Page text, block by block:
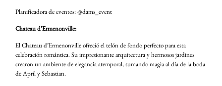
Planificadora de eventos: @dams_event
Chateau d’Ermenonville:
El Chateau d’Ermenonville ofreció el telón de fondo perfecto para esta
celebración romántica. Su impresionante arquitectura y hermosos jardines
crearon un ambiente de elegancia atemporal, sumando magia al día de la boda
de April y Sebastian.